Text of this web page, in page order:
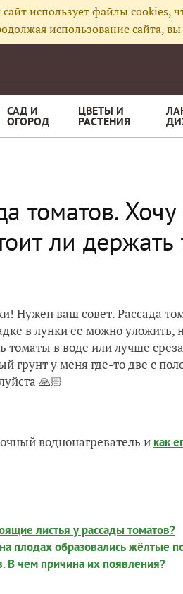
использует файлы cookies,
использование сайта, вы
САД И
ОГОРОД
ЦВЕТЫ И
РАСТЕНИЯ
томатов. Хочу
ли
Нужен ваш совет. Рассада
в лунки ее можно уложить,
томаты в воде или лучше
грунт у меня где-то две с
🙏🏻
воднонагреватель и как
листья у рассады томатов?
плодах образовались жёлтые
В чем причина их появления?